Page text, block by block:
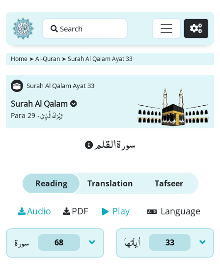
Search Go
Home ➤ Al-Quran ➤ Surah Al Qalam Ayat 33
Surah Al Qalam Ayat 33
Surah Al Qalam
Para 29 -تَبٰرَكَ الَّذِیْ
سورة القلم
Reading Translation Tafseer
Audio PDF Play Language
سورۃ 68 اٰياتها 33